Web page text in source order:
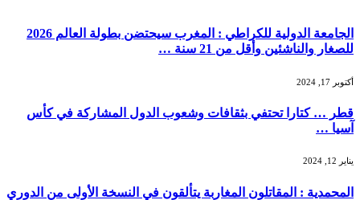
الجامعة الدولية للكراطي : المغرب سيحتضن بطولة العالم 2026
للصغار والناشئين وأقل من 21 سنة …
أكتوبر 17, 2024
قطر … كتارا تحتفي بثقافات وشعوب الدول المشاركة في كأس
آسيا …
يناير 12, 2024
المحمدية : المقاتلون المغاربة يتألقون في النسخة الأولى من الدوري